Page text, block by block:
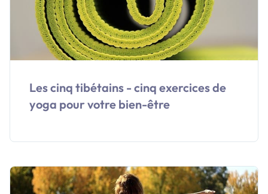
Les cinq tibétains - cinq exercices de
yoga pour votre bien-être